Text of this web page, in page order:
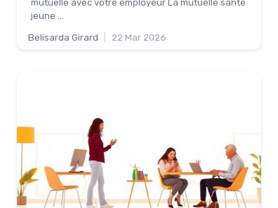
mutuelle avec votre employeur La mutuelle santé
jeune ...
Belisarda Girard 22 Mar 2026